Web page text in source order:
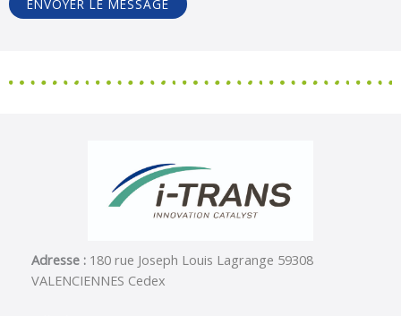
ENVOYER LE MESSAGE
Adresse : 180 rue Joseph Louis Lagrange 59308
VALENCIENNES Cedex